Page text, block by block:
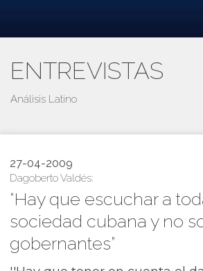
ENTREVISTAS
Análisis Latino
27-04-2009
Dagoberto Valdés:
“Hay que escuchar a
sociedad cubana y no
gobernantes”